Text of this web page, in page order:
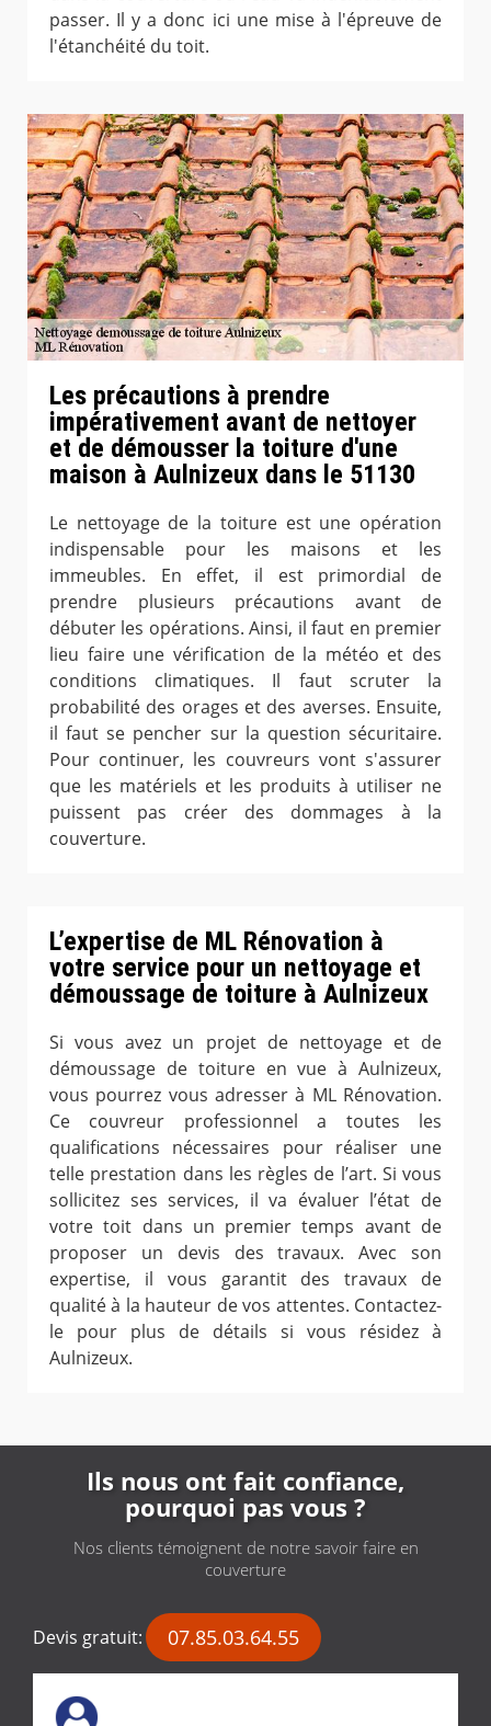
passer. Il y a donc ici une mise à l'épreuve de
l'étanchéité du toit.
Les précautions à prendre
impérativement avant de nettoyer
et de démousser la toiture d'une
maison à Aulnizeux dans le 51130
Le nettoyage de la toiture est une opération
indispensable pour les maisons et les
immeubles. En effet, il est primordial de
prendre plusieurs précautions avant de
débuter les opérations. Ainsi, il faut en premier
lieu faire une vérification de la météo et des
conditions climatiques. Il faut scruter la
probabilité des orages et des averses. Ensuite,
il faut se pencher sur la question sécuritaire.
Pour continuer, les couvreurs vont s'assurer
que les matériels et les produits à utiliser ne
puissent pas créer des dommages à la
couverture.
L’expertise de ML Rénovation à
votre service pour un nettoyage et
démoussage de toiture à Aulnizeux
Si vous avez un projet de nettoyage et de
démoussage de toiture en vue à Aulnizeux,
vous pourrez vous adresser à ML Rénovation.
Ce couvreur professionnel a toutes les
qualifications nécessaires pour réaliser une
telle prestation dans les règles de l’art. Si vous
sollicitez ses services, il va évaluer l’état de
votre toit dans un premier temps avant de
proposer un devis des travaux. Avec son
expertise, il vous garantit des travaux de
qualité à la hauteur de vos attentes. Contactez-
le pour plus de détails si vous résidez à
Aulnizeux.
Ils nous ont fait confiance,
pourquoi pas vous ?
Nos clients témoignent de notre savoir faire en
couverture
Devis gratuit: 07.85.03.64.55